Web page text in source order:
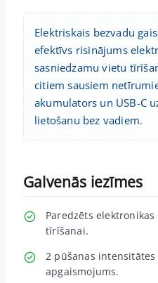
Elektriskais bezvadu
efektīvs risinājums
sasniedzamu vietu
citiem sausiem
akumulators un USB-C
lietošanu bez vadiem.
Galvenās iezīmes
Paredzēts
tīrīšanai.
2 pūšanas
apgaismojums.